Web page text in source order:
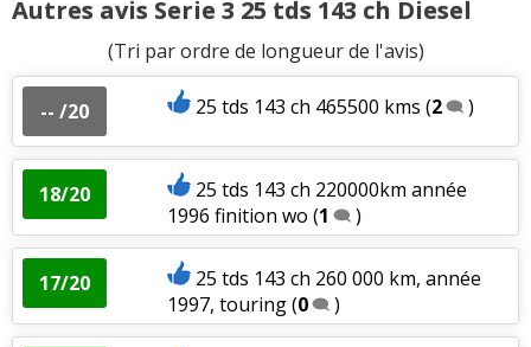
Autres avis Serie 3 25 tds 143 ch Diesel
(Tri par ordre de longueur de l'avis)
-- /20 25 tds 143 ch 465500 kms (2 )
18/20
25 tds 143 ch 220000km année
1996 finition wo (1 )
17/20
25 tds 143 ch 260 000 km, année
1997, touring(0 )